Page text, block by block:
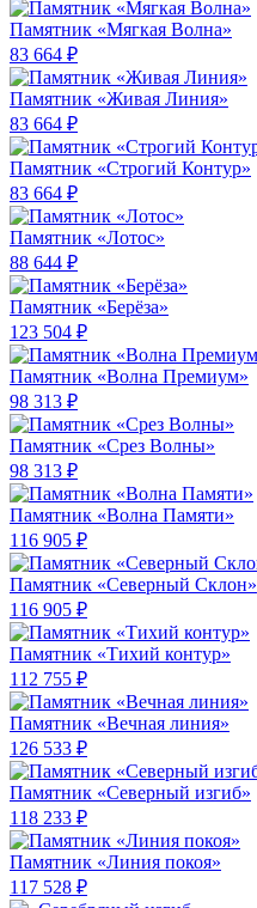
Памятник «Мягкая Волна»
83 664 ₽
Памятник «Живая Линия»
83 664 ₽
Памятник «Строгий Контур»
83 664 ₽
Памятник «Лотос»
88 644 ₽
Памятник «Берёза»
123 504 ₽
Памятник «Волна Премиум»
98 313 ₽
Памятник «Срез Волны»
98 313 ₽
Памятник «Волна Памяти»
116 905 ₽
Памятник «Северный Склон»
116 905 ₽
Памятник «Тихий контур»
112 755 ₽
Памятник «Вечная линия»
126 533 ₽
Памятник «Северный изгиб»
118 233 ₽
Памятник «Линия покоя»
117 528 ₽